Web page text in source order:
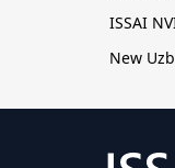
ISSAI
New